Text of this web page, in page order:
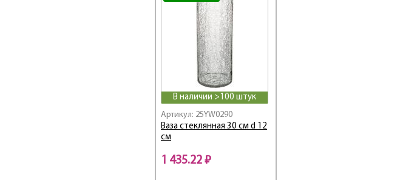
В наличии >100 штук
Артикул: 25YW0290
Ваза стеклянная 30 см d 12
см
1 435.22 ₽